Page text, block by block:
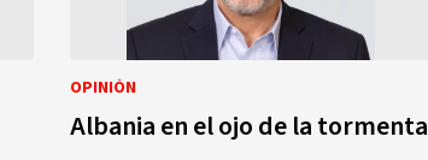
OPINIÓN
Albania en el ojo de la tormenta